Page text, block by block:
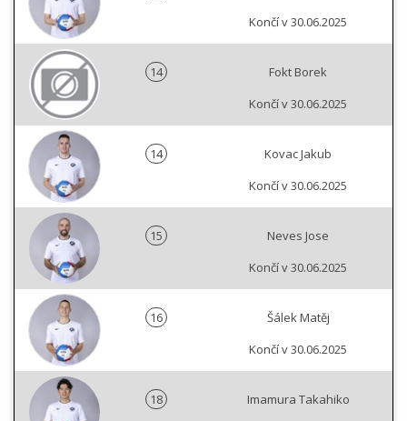
Končí v 30.06.2025
14
Fokt Borek
Končí v 30.06.2025
14
Kovac Jakub
Končí v 30.06.2025
15
Neves Jose
Končí v 30.06.2025
16
Šálek Matěj
Končí v 30.06.2025
18
Imamura Takahiko